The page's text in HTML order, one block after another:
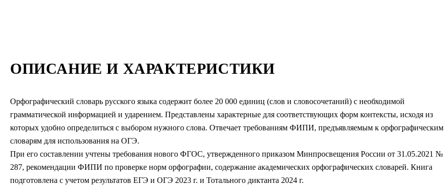
ОПИСАНИЕ И ХАРАКТЕРИСТИКИ
Орфографический словарь русского языка содержит более 20 000 единиц (слов и словосочетаний) с необходимой
грамматической информацией и ударением. Представлены характерные для соответствующих форм контексты, исходя из
которых удобно определиться с выбором нужного слова. Отвечает требованиям ФИПИ, предъявляемым к орфографическим
словарям для использования на ОГЭ.
При его составлении учтены требования нового ФГОС, утвержденного приказом Минпросвещения России от 31.05.2021 №
287, рекомендации ФИПИ по проверке норм орфографии, содержание академических орфографических словарей. Книга
подготовлена с учетом результатов ЕГЭ и ОГЭ 2023 г. и Тотального диктанта 2024 г.